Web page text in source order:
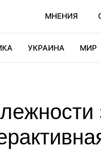
МНЕНИЯ
УКРАИНА МИР